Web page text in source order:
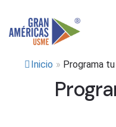
Inicio » Programa